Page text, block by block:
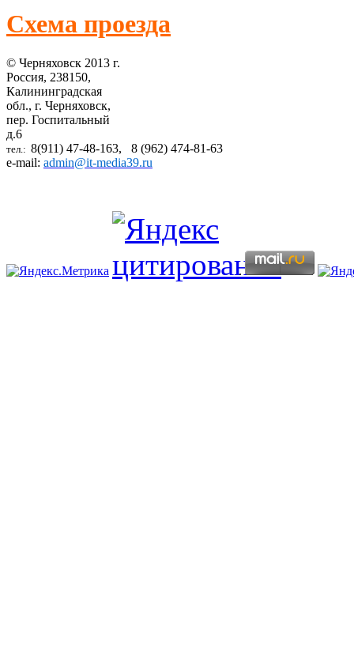
Схема проезда
© Черняховск 2013 г.
Россия, 238150,
Калининградская
обл., г. Черняховск,
пер. Госпитальный
д.6
тел.: 8(911) 47-48-163, 8 (962) 474-81-63
e-mail: admin@it-media39.ru
.